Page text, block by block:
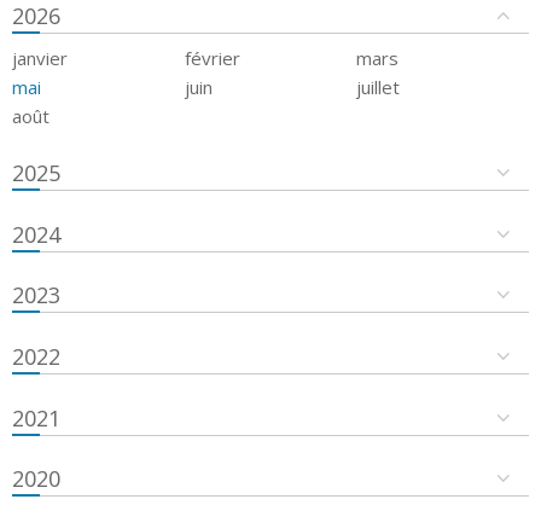
2026
janvier février
mars
mai
juin
juillet
août
2025
2024
2023
2022
2021
2020